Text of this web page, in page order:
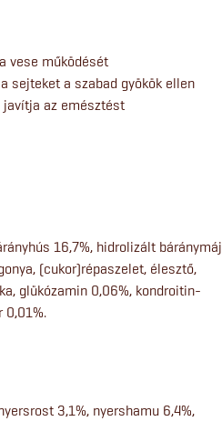
vese működését
sejteket a szabad gyökök ellen
javítja az emésztést
16,7%, hidrolizált báránymáj
(cukor)répaszelet, élesztő,
glükózamin 0,06%, kondroitin-
0,01%.
3,1%, nyershamu 6,4%,